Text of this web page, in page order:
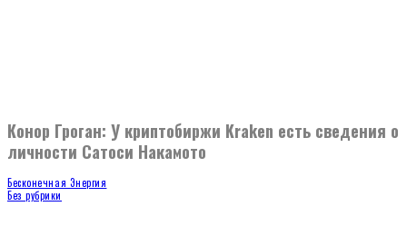
Конор Гроган: У криптобиржи Kraken есть сведения о
личности Сатоси Накамото
Бесконечная Энергия
Без рубрики